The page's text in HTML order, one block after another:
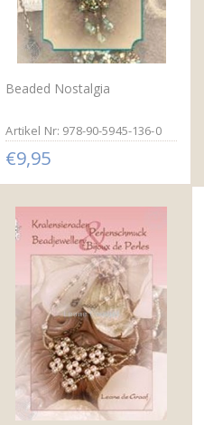
Beaded Nostalgia
Artikel Nr: 978-90-5945-136-0
€9,95